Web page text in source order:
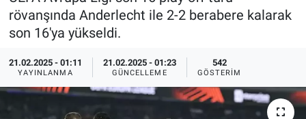
rövanşında Anderlecht ile 2-2 berabere kalarak
son 16'ya yükseldi.
21.02.2025 - 01:11
YAYINLANMA
21.02.2025 - 01:23
GÜNCELLEME
542
GÖSTERIM
Ege Saati
Ege'den Esintiler
Eğitim
Yayın Akışı
İletişim
Haber Arşivi